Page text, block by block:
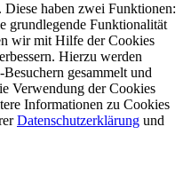
haben zwei Funktionen:
grundlegende Funktionalität
wir mit Hilfe der Cookies
Hierzu werden
gesammelt und
Verwendung der Cookies
Informationen zu Cookies
Datenschutzerklärung und